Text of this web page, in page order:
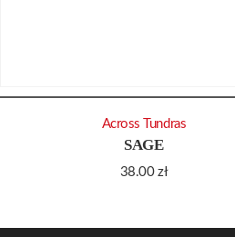
SAGE
38.00zł
Across Tundras